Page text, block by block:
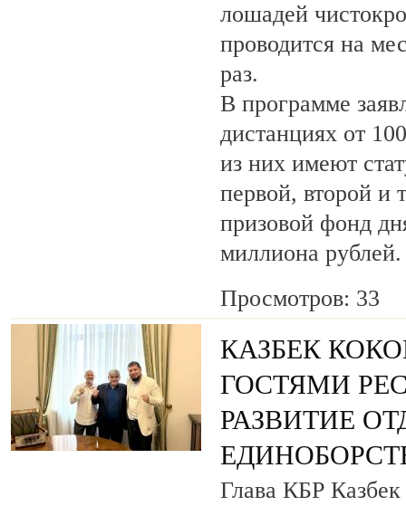
лошадей
проводится на
раз.
В программе
дистанциях от
из них имеют
первой, второй и
призовой фонд
миллиона рублей.
Просмотров: 33
КАЗБЕК
ГОСТЯМИ
РАЗВИТИЕ
Глава КБР Казбек